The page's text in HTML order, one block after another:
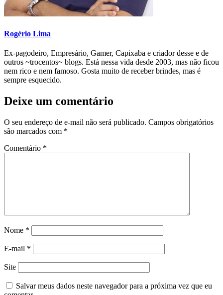
Rogério Lima
Ex-pagodeiro, Empresário, Gamer, Capixaba e criador desse e de
outros ~trocentos~ blogs. Está nessa vida desde 2003, mas não ficou
nem rico e nem famoso. Gosta muito de receber brindes, mas é
sempre esquecido.
Deixe um comentário
O seu endereço de e-mail não será publicado. Campos obrigatórios
são marcados com *
Comentário *
Nome *
E-mail *
Site
Salvar meus dados neste navegador para a próxima vez que eu